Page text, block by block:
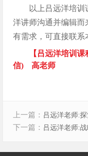
以上吕远洋培
洋讲师沟通并编辑而
有需求，可直接联系
【吕远洋培训
信) 高老师
上一篇： 吕远洋老师:
下一篇： 吕远洋老师: